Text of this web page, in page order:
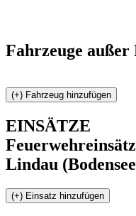
Fahrzeuge außer
EINSÄTZE
Lindau